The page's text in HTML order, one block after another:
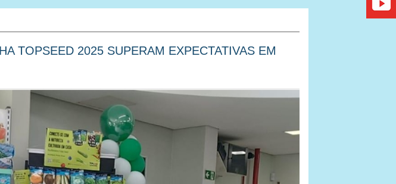
TOPSEED 2025 SUPERAM EXPECTATIVAS EM